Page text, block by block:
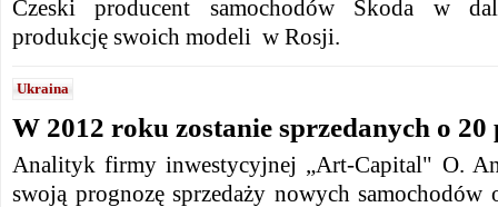
Czeski producent samochodów Skoda w
produkcję swoich modeli w Rosji.
Ukraina
W 2012 roku zostanie sprzedanych o 20
Analityk firmy inwestycyjnej „Art-Capital" O.
swoją prognozę sprzedaży nowych samochodów